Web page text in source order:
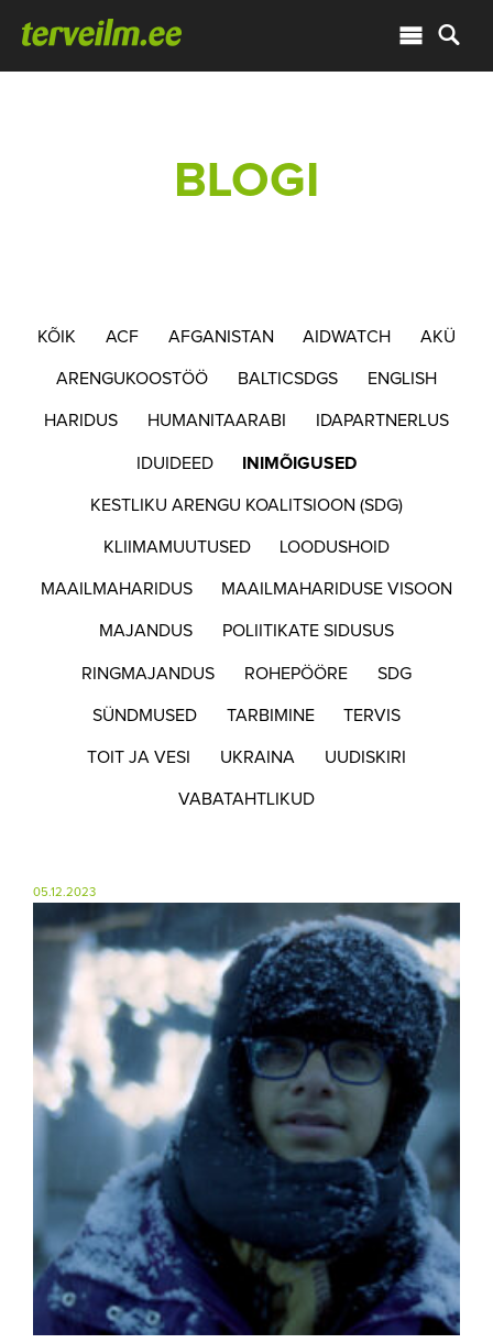
BLOGI
KÕIK ACF AFGANISTAN AIDWATCH AKÜ
ARENGUKOOSTÖÖ BALTICSDGS ENGLISH
HARIDUS HUMANITAARABI IDAPARTNERLUS
IDUIDEED INIMÕIGUSED
KESTLIKU ARENGU KOALITSIOON (SDG)
KLIIMAMUUTUSED LOODUSHOID
MAAILMAHARIDUS MAAILMAHARIDUSE VISOON
MAJANDUS POLIITIKATE SIDUSUS
RINGMAJANDUS ROHEPÖÖRE SDG
SÜNDMUSED TARBIMINE TERVIS
TOIT JA VESI UKRAINA UUDISKIRI
VABATAHTLIKUD
05.12.2023